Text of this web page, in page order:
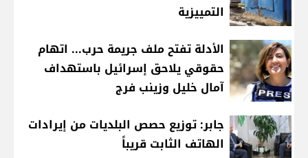
التمييزية
الأدلة تفتح ملف جريمة حرب... اتهام
حقوقي يلاحق إسرائيل باستهداف
آمال خليل وزينب فرج
جابر: توزيع حصص البلديات من إيرادات
الهاتف الثابت قريباً